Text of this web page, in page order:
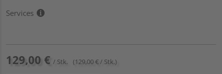
Services
129,00 € / Stk. (129,00 € / Stk.)